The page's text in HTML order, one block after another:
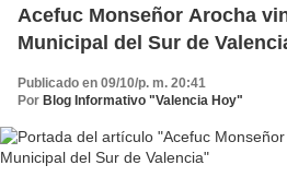
Acefuc Monseñor Arocha
Municipal del Sur de
Publicado en 09/10/p. m. 20:41
Por Blog Informativo "Valencia Hoy"